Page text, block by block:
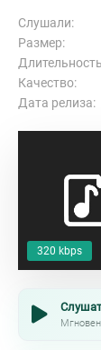
320 kbps
Слушали:
Размер:
Качество:
Дата релиза: